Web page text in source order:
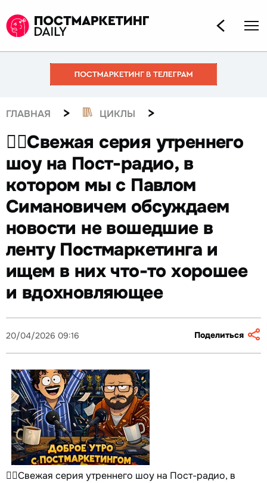
ГЛАВНАЯ > ЦИКЛЫ >
☝🏻Свежая серия утреннего
шоу на Пост-радио, в
котором мы с Павлом
Симановичем обсуждаем
новости не вошедшие в
ленту Постмаркетинга и
ищем в них что-то хорошее
и вдохновляющее
20/04/2026 09:16 Поделиться
☝🏻Свежая серия утреннего шоу на Пост-радио, в